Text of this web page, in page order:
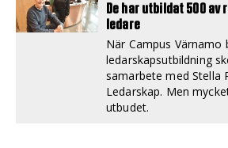
De har utbildat 500 av
ledare
När Campus Värnamo
ledarskapsutbildning
samarbete med Stella
Ledarskap. Men
utbudet.